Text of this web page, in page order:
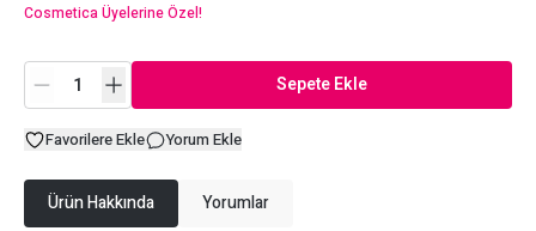
Cosmetica Üyelerine Özel!
Sepete Ekle
Favorilere Ekle Yorum Ekle
Ürün Hakkında Yorumlar